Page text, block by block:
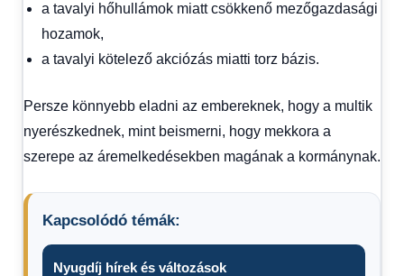
a tavalyi hőhullámok miatt csökkenő mezőgazdasági
hozamok,
a tavalyi kötelező akciózás miatti torz bázis.
Persze könnyebb eladni az embereknek, hogy a multik
nyerészkednek, mint beismerni, hogy mekkora a
szerepe az áremelkedésekben magának a kormánynak.
Kapcsolódó témák:
Nyugdíj hírek és változások